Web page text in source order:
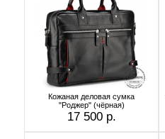
Кожаная деловая сумка
"Роджер" (чёрная)
17 500 р.